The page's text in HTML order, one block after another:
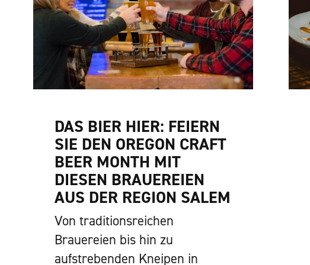
DAS BIER HIER: FEIERN
SIE DEN OREGON CRAFT
BEER MONTH MIT
DIESEN BRAUEREIEN
AUS DER REGION SALEM
Von traditionsreichen
Brauereien bis hin zu
aufstrebenden Kneipen in